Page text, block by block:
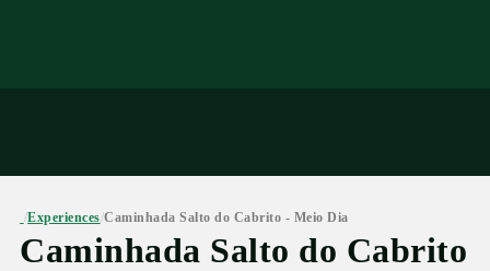
/Experiences/Caminhada Salto do Cabrito - Meio Dia
Caminhada Salto do Cabrito